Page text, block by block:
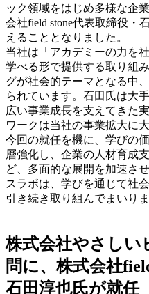
ック領域をはじめ多様な企
会社field stone代表取締役・
えることとなりました。
当社は「アカデミーの力を
学べる形で提供する取り組
グが社会的テーマとなる中
られています。石田氏は大
広い事業成長を支えてきた
ワークは当社の事業拡大に
今回の就任を機に、学びの
層強化し、企業の人材育成
ど、多面的な展開を加速さ
スラボは、学びを通じて社
引き続き取り組んでまいりま
株式会社やさしい
問に、株式会社
石田淳也氏が就任